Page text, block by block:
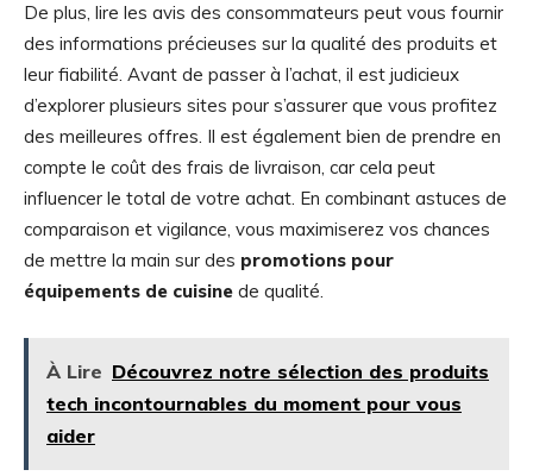
De plus, lire les avis des consommateurs peut vous fournir
des informations précieuses sur la qualité des produits et
leur fiabilité. Avant de passer à l’achat, il est judicieux
d’explorer plusieurs sites pour s’assurer que vous profitez
des meilleures offres. Il est également bien de prendre en
compte le coût des frais de livraison, car cela peut
influencer le total de votre achat. En combinant astuces de
comparaison et vigilance, vous maximiserez vos chances
de mettre la main sur des promotions pour
équipements de cuisine de qualité.
À Lire Découvrez notre sélection des produits
tech incontournables du moment pour vous
aider